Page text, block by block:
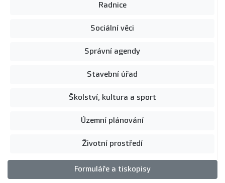
Radnice
Sociální věci
Správní agendy
Stavební úřad
Školství, kultura a sport
Územní plánování
Životní prostředí
Formuláře a tiskopisy